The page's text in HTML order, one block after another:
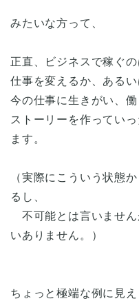
みたいな方って、
正直、ビジネスで稼ぐ
仕事を変えるか、あるい
今の仕事に生きがい、
ストーリーを作ってい
ます。
（実際にこういう状態
るし、
不可能とは言いません
いありません。）
ちょっと極端な例に見え